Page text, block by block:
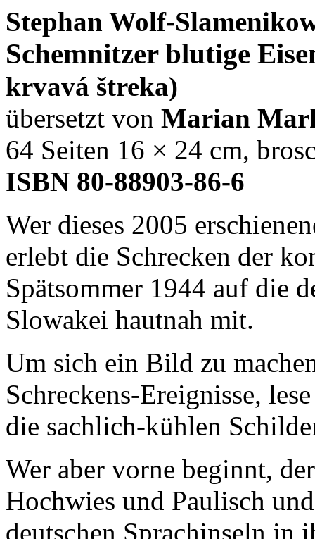
Stephan Wolf-
Schemnitzer blutige
krvavá štreka)
übersetzt von Marian
64 Seiten 16 × 24 cm,
ISBN 80-88903-86-6
Wer dieses 2005
erlebt die Schrecken der
Spätsommer 1944 auf die
Slowakei hautnah mit.
Um sich ein Bild zu
Schreckens-Ereignisse,
die sachlich-kühlen
Wer aber vorne beginnt,
Hochwies und Paulisch
deutschen Sprachinseln